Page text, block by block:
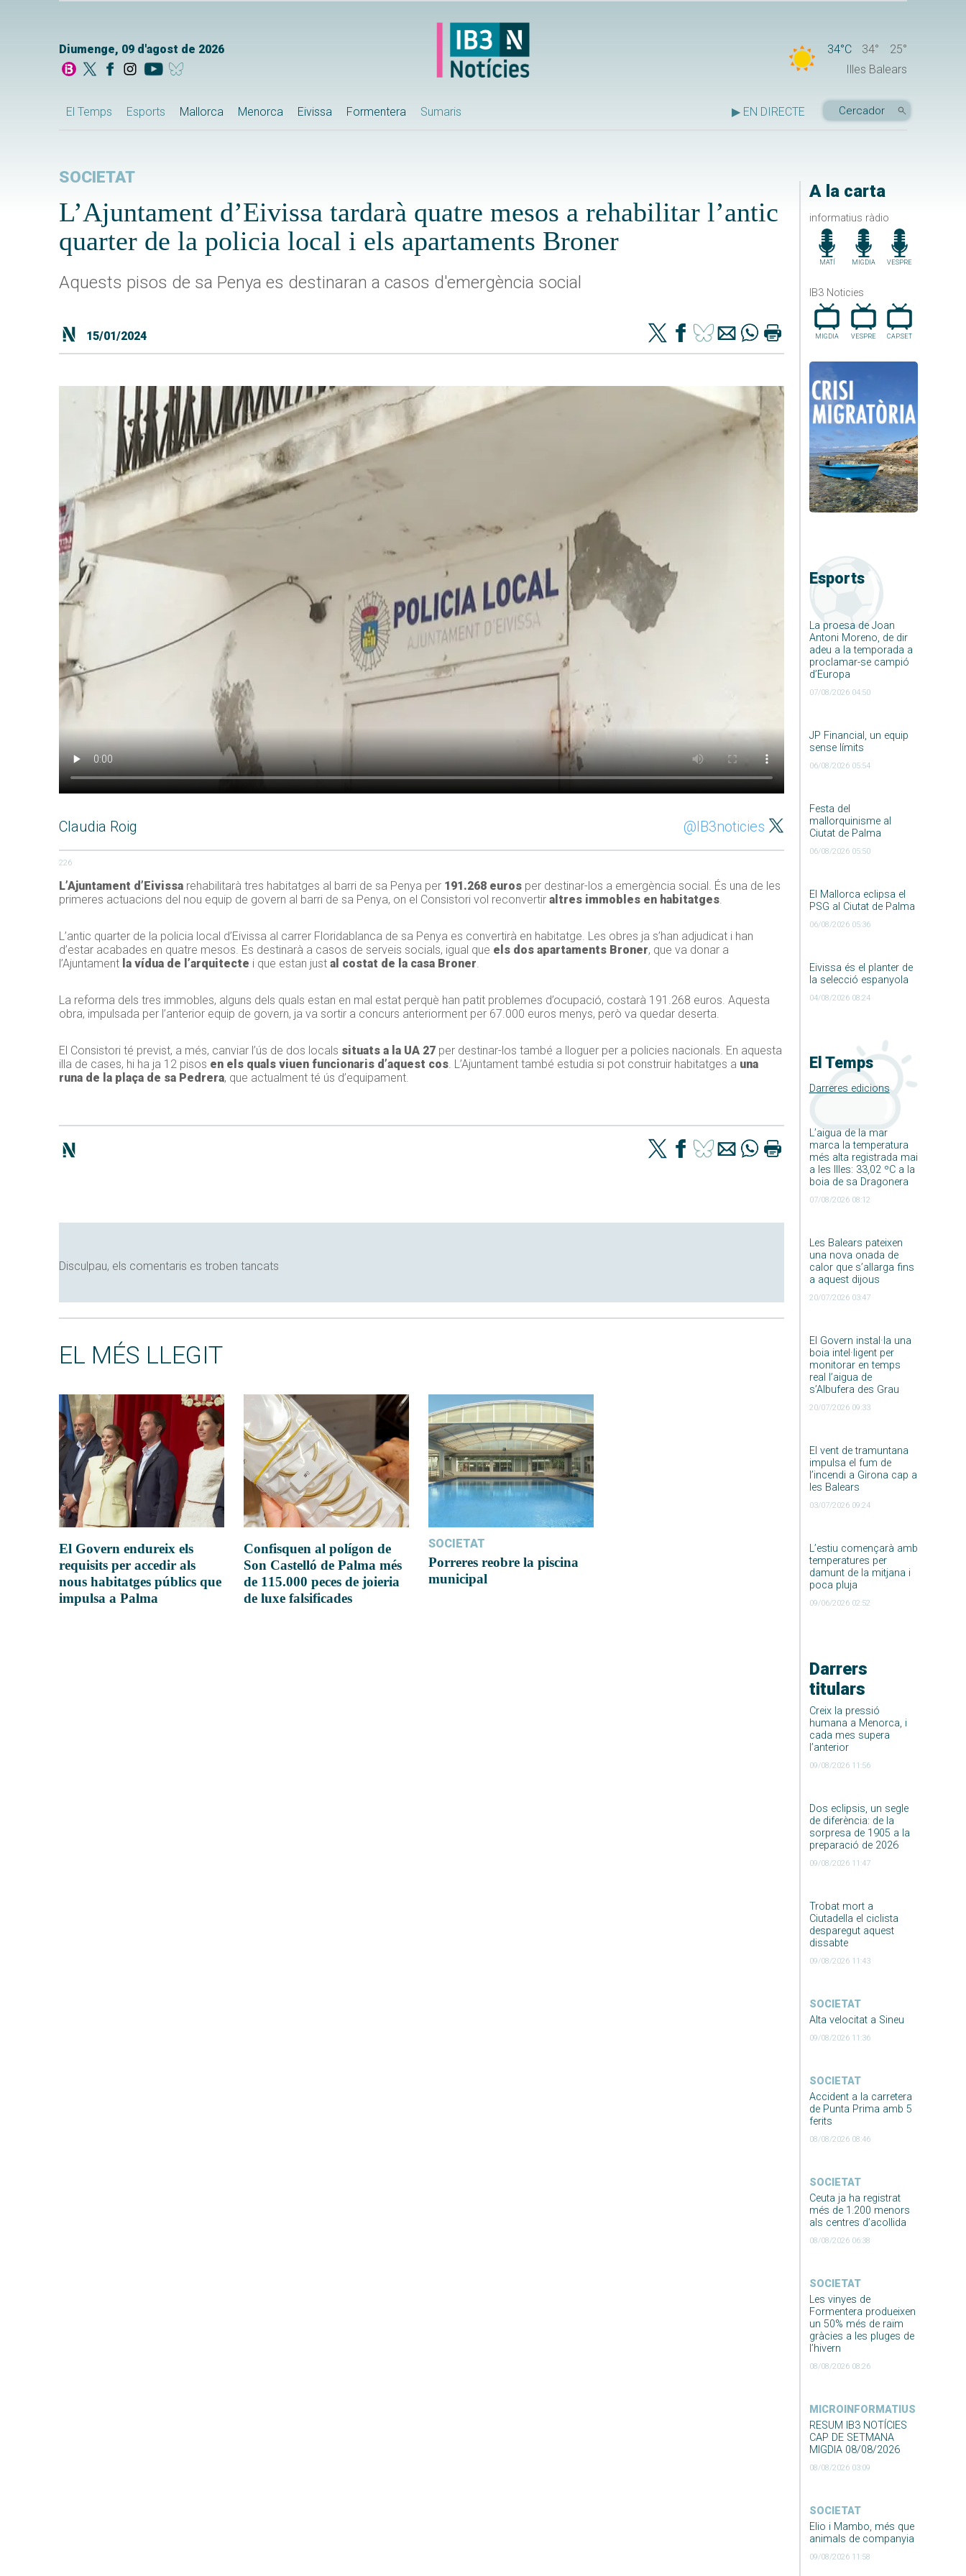
Diumenge, 09 d'agost de 2026 34°C 34°
25°
Illes Balears
El Temps Esports Mallorca Menorca Eivissa Formentera Sumaris ▶ EN DIRECTE
A la carta
informatius ràdio
MATÍ MIGDIA VESPRE
IB3 Noticies
MIGDIA VESPRE CAP.SET
Esports
La proesa de Joan
Antoni Moreno, de dir
adeu a la temporada a
proclamar-se campió
d’Europa
07/08/2026 04:50
JP Financial, un equip
sense límits
06/08/2026 05:54
Festa del
mallorquinisme al
Ciutat de Palma
06/08/2026 05:50
El Mallorca eclipsa el
PSG al Ciutat de Palma
06/08/2026 05:36
Eivissa és el planter de
la selecció espanyola
04/08/2026 08:24
El Temps
Darreres edicions
L’aigua de la mar
marca la temperatura
més alta registrada mai
a les Illes: 33,02 ºC a la
boia de sa Dragonera
07/08/2026 08:12
Les Balears pateixen
una nova onada de
calor que s’allarga fins
a aquest dijous
20/07/2026 03:47
El Govern instal·la una
boia intel·ligent per
monitorar en temps
real l’aigua de
s’Albufera des Grau
20/07/2026 09:33
El vent de tramuntana
impulsa el fum de
l’incendi a Girona cap a
les Balears
03/07/2026 09:24
L’estiu començarà amb
temperatures per
damunt de la mitjana i
poca pluja
09/06/2026 02:52
Darrers
titulars
Creix la pressió
humana a Menorca, i
cada mes supera
l’anterior
09/08/2026 11:56
Dos eclipsis, un segle
de diferència: de la
sorpresa de 1905 a la
preparació de 2026
09/08/2026 11:47
Trobat mort a
Ciutadella el ciclista
desparegut aquest
dissabte
09/08/2026 11:43
SOCIETAT
Alta velocitat a Sineu
09/08/2026 11:36
SOCIETAT
Accident a la carretera
de Punta Prima amb 5
ferits
08/08/2026 08:46
SOCIETAT
Ceuta ja ha registrat
més de 1.200 menors
als centres d’acollida
08/08/2026 06:38
SOCIETAT
Les vinyes de
Formentera produeixen
un 50% més de raïm
gràcies a les pluges de
l’hivern
08/08/2026 08:26
MICROINFORMATIUS
RESUM IB3 NOTÍCIES
CAP DE SETMANA
MIGDIA 08/08/2026
08/08/2026 03:09
SOCIETAT
Elio i Mambo, més que
animals de companyia
09/08/2026 11:58
SOCIETAT
L’Ajuntament d’Eivissa tardarà quatre mesos a rehabilitar l’antic
quarter de la policia local i els apartaments Broner
Aquests pisos de sa Penya es destinaran a casos d'emergència social
15/01/2024
Claudia Roig @IB3noticies
226
L’Ajuntament d’Eivissa rehabilitarà tres habitatges al barri de sa Penya per 191.268 euros per destinar-los a emergència social. És una de les
primeres actuacions del nou equip de govern al barri de sa Penya, on el Consistori vol reconvertir altres immobles en habitatges.
L’antic quarter de la policia local d’Eivissa al carrer Floridablanca de sa Penya es convertirà en habitatge. Les obres ja s’han adjudicat i han
d’estar acabades en quatre mesos. Es destinarà a casos de serveis socials, igual que els dos apartaments Broner, que va donar a
l’Ajuntament la vídua de l’arquitecte i que estan just al costat de la casa Broner.
La reforma dels tres immobles, alguns dels quals estan en mal estat perquè han patit problemes d’ocupació, costarà 191.268 euros. Aquesta
obra, impulsada per l’anterior equip de govern, ja va sortir a concurs anteriorment per 67.000 euros menys, però va quedar deserta.
El Consistori té previst, a més, canviar l’ús de dos locals situats a la UA 27 per destinar-los també a lloguer per a policies nacionals. En aquesta
illa de cases, hi ha ja 12 pisos en els quals viuen funcionaris d’aquest cos. L’Ajuntament també estudia si pot construir habitatges a una
runa de la plaça de sa Pedrera, que actualment té ús d’equipament.
Disculpau, els comentaris es troben tancats
EL MÉS LLEGIT
El Govern endureix els
requisits per accedir als
nous habitatges públics que
impulsa a Palma
Confisquen al polígon de
Son Castelló de Palma més
de 115.000 peces de joieria
de luxe falsificades
SOCIETAT
Porreres reobre la piscina
municipal